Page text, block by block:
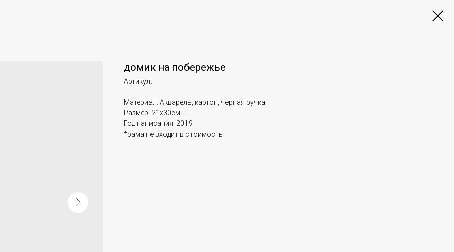
домик на побережье
Артикул:
Материал: Акварель, картон, чёрная ручка
Размер: 21х30см
Год написания: 2019
*рама не входит в стоимость